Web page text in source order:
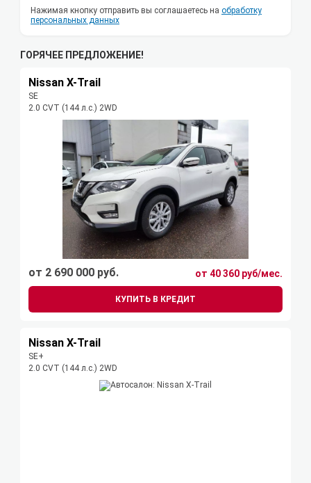
Нажимая кнопку отправить вы соглашаетесь на обработку
персональных данных
ГОРЯЧЕЕ ПРЕДЛОЖЕНИЕ!
Nissan X-Trail
SE
2.0 CVT (144 л.с.) 2WD
от 2 690 000 руб. от 40 360 руб/мес.
КУПИТЬ В КРЕДИТ
Nissan X-Trail
SE+
2.0 CVT (144 л.с.) 2WD